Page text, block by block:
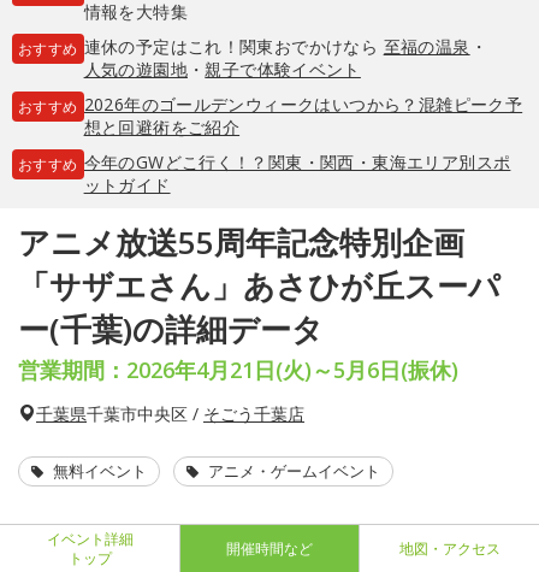
情報を大特集
おすすめ 連休の予定はこれ！関東おでかけなら 至福の温泉 ・
人気の遊園地・親子で体験イベント
おすすめ 2026年のゴールデンウィークはいつから？混雑ピーク予
想と回避術をご紹介
おすすめ 今年のGWどこ行く！？関東・関西・東海エリア別スポ
ットガイド
アニメ放送55周年記念特別企画
「サザエさん」あさひが丘スーパ
ー(千葉)の詳細データ
営業期間：2026年4月21日(火)～5月6日(振休)
千葉県千葉市中央区 / そごう千葉店
無料イベント アニメ・ゲームイベント
イベント詳細
トップ
開催時間など 地図・アクセス